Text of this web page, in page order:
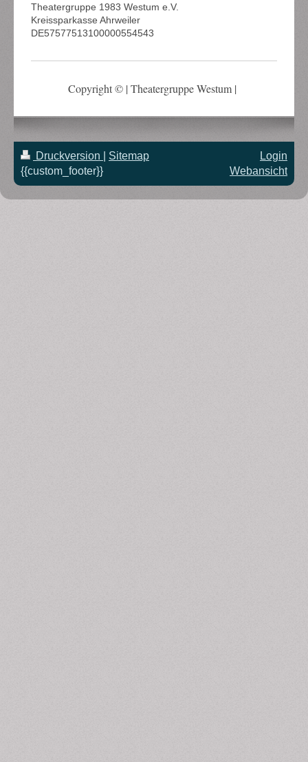
Theatergruppe 1983 Westum e.V.
Kreissparkasse Ahrweiler
DE57577513100000554543
Copyright © | Theatergruppe Westum |
Druckversion
Sitemap
{{custom_footer}}
Login
Webansicht